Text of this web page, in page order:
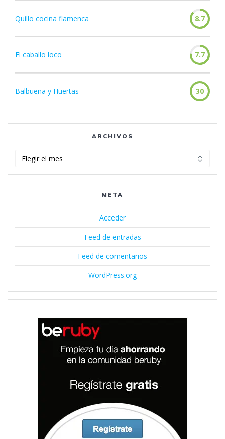
Quillo cocina flamenca 8.7
El caballo loco 7.7
Balbuena y Huertas 30
ARCHIVOS
META
Acceder
Feed de entradas
Feed de comentarios
WordPress.org